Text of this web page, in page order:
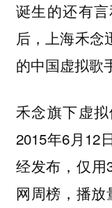
诞生的还有
后，上海禾念
的中国虚拟歌
禾念旗下虚
2015年6月12
经发布，仅用
网周榜，播放